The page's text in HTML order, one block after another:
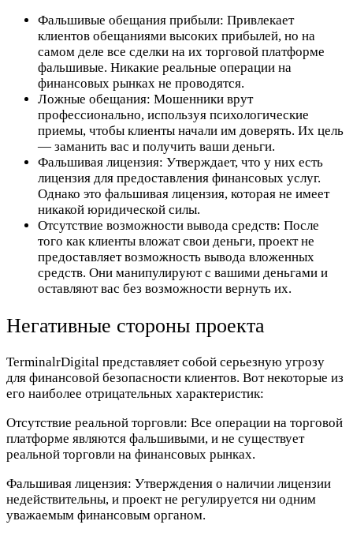
Фальшивые обещания прибыли: Привлекает
клиентов обещаниями высоких прибылей, но на
самом деле все сделки на их торговой платформе
фальшивые. Никакие реальные операции на
финансовых рынках не проводятся.
Ложные обещания: Мошенники врут
профессионально, используя психологические
приемы, чтобы клиенты начали им доверять. Их цель
— заманить вас и получить ваши деньги.
Фальшивая лицензия: Утверждает, что у них есть
лицензия для предоставления финансовых услуг.
Однако это фальшивая лицензия, которая не имеет
никакой юридической силы.
Отсутствие возможности вывода средств: После
того как клиенты вложат свои деньги, проект не
предоставляет возможность вывода вложенных
средств. Они манипулируют с вашими деньгами и
оставляют вас без возможности вернуть их.
Негативные стороны проекта
TerminalrDigital представляет собой серьезную угрозу
для финансовой безопасности клиентов. Вот некоторые из
его наиболее отрицательных характеристик:
Отсутствие реальной торговли: Все операции на торговой
платформе являются фальшивыми, и не существует
реальной торговли на финансовых рынках.
Фальшивая лицензия: Утверждения о наличии лицензии
недействительны, и проект не регулируется ни одним
уважаемым финансовым органом.